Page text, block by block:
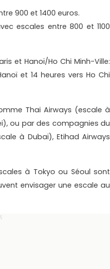
900 et 1400 euros.
escales entre 800 et 1100
et Hanoï/Ho Chi Minh-Ville:
et 14 heures vers Ho Chi
Thai Airways (escale à
ou par des compagnies du
à Dubaï), Etihad Airways
à Tokyo ou Séoul sont
envisager une escale au